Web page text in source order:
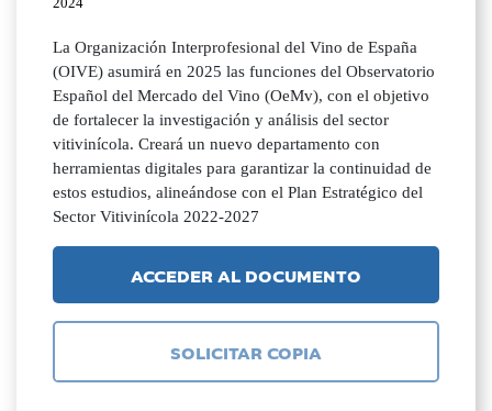
La Organización Interprofesional del Vino de España
(OIVE) asumirá en 2025 las funciones del Observatorio
Español del Mercado del Vino (OeMv), con el objetivo
de fortalecer la investigación y análisis del sector
vitivinícola. Creará un nuevo departamento con
herramientas digitales para garantizar la continuidad de
estos estudios, alineándose con el Plan Estratégico del
Sector Vitivinícola 2022-2027
ACCEDER AL DOCUMENTO
SOLICITAR COPIA